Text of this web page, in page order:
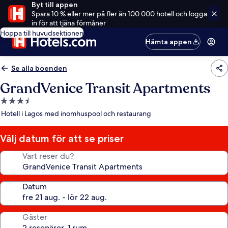
Byt till appen
Spara 10 % eller mer på fler än 100 000 hotell och logga
in för att tjäna förmåner
Hoppa till huvudsektionen
Hämta appen
Se alla boenden
GrandVenice Transit Apartments
3.5-
stjärnigt
Hotell i Lagos med inomhuspool och restaurang
Välj datum för att se priser
Vart reser du?
Datum
Gäster